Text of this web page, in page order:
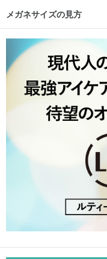
メガネサイズの見方